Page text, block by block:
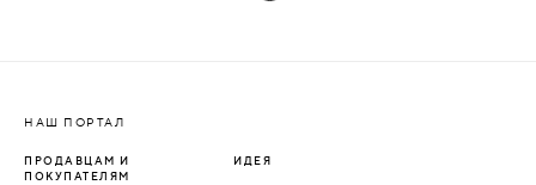
НАШ ПОРТАЛ
ПРОДАВЦАМ И
ПОКУПАТЕЛЯМ
ИДЕЯ